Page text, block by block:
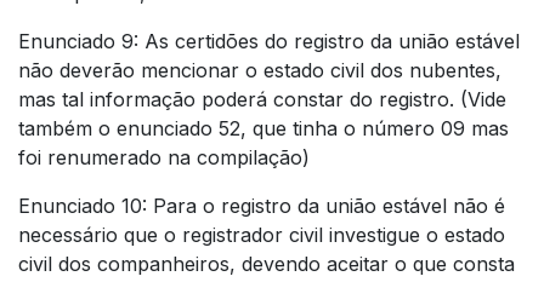
Enunciado 9: As certidões do registro da união estável
não deverão mencionar o estado civil dos nubentes,
mas tal informação poderá constar do registro. (Vide
também o enunciado 52, que tinha o número 09 mas
foi renumerado na compilação)
Enunciado 10: Para o registro da união estável não é
necessário que o registrador civil investigue o estado
civil dos companheiros, devendo aceitar o que consta